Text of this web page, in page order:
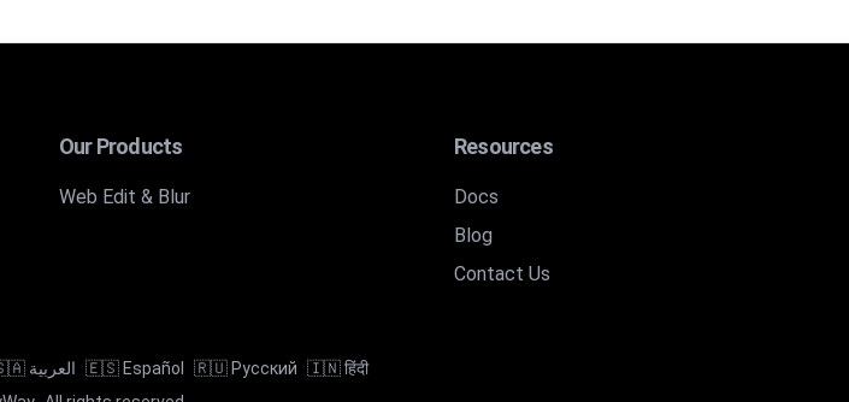
ードされたテキストを入力；3) 元のテキストが表示されます。ROT13の対称性により、エン
理由は？
暗号化に加え、ROT5（数字暗号化）とROT18（複合）をサポートし、様々なエンコー
？
するのに対し、ROT13は13文字の固定シフトを使用します。13という数字は26文字のアルフ
Our Products
Web Edit & Blur
Resources
Docs
Blog
Contact Us
🇸🇦 العربية 🇪🇸 Español 🇷🇺 Русский 🇮🇳 हिंदी